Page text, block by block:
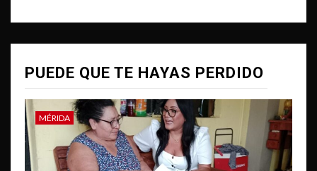
PUEDE QUE TE HAYAS PERDIDO
MÉRIDA